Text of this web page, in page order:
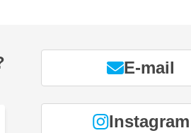
E-mail
Instagram